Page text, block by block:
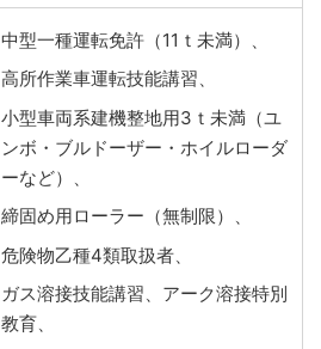
中型一種運転免許（11ｔ未満）、
高所作業車運転技能講習、
小型車両系建機整地用3ｔ未満（ユ
ンボ・ブルドーザー・ホイルローダ
ーなど）、
締固め用ローラー（無制限）、
危険物乙種4類取扱者、
ガス溶接技能講習、アーク溶接特別
教育、